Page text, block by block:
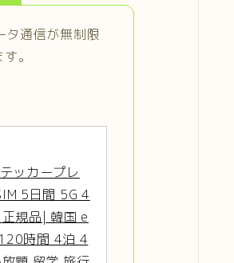
タ通信が無制限
。
ッカープレ
5日間 5G 4
規品| 韓国 e
時間 4泊 4